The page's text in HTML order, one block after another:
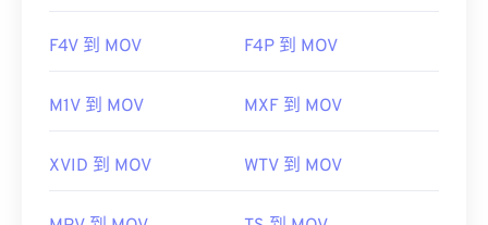
F4V 到 MOV F4P 到 MOV
M1V 到 MOV MXF 到 MOV
XVID 到 MOV WTV 到 MOV